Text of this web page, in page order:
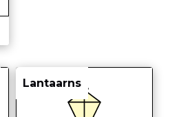
Lantaarns